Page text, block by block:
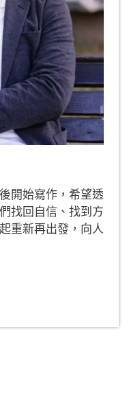
開始寫作，希望透
找回自信、找到方
重新再出發，向人